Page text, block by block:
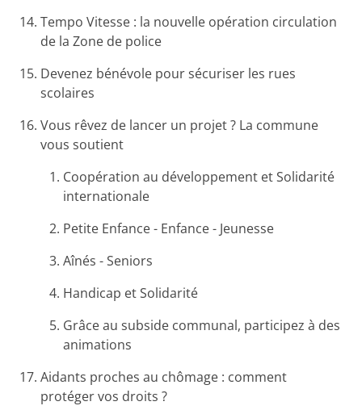
Tempo Vitesse : la nouvelle opération circulation
de la Zone de police
Devenez bénévole pour sécuriser les rues
scolaires
Vous rêvez de lancer un projet ? La commune
vous soutient
Coopération au développement et Solidarité
internationale
Petite Enfance - Enfance - Jeunesse
Aînés - Seniors
Handicap et Solidarité
Grâce au subside communal, participez à des
animations
Aidants proches au chômage : comment
protéger vos droits ?